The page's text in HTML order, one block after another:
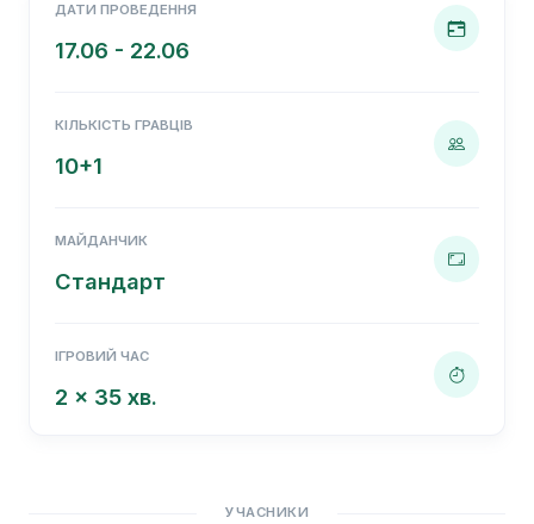
ДАТИ ПРОВЕДЕННЯ
17.06 - 22.06
КІЛЬКІСТЬ ГРАВЦІВ
10+1
МАЙДАНЧИК
Стандарт
ІГРОВИЙ ЧАС
2 x 35 хв.
УЧАСНИКИ